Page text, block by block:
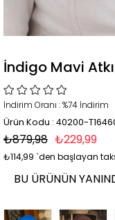
İndigo Mavi
İndirim Oranı :%74 İndirim
Ürün Kodu : 40200-
₺879,98 ₺229,99
₺114,99 `den başlayan
BU ÜRÜNÜN